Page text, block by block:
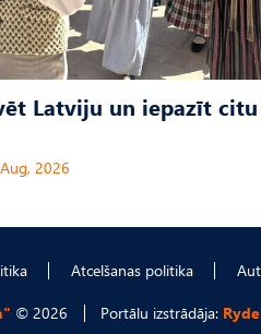
Latviju un iepazīt
2026
Atcelšanas politika
© 2026 Portālu izstrādāja: